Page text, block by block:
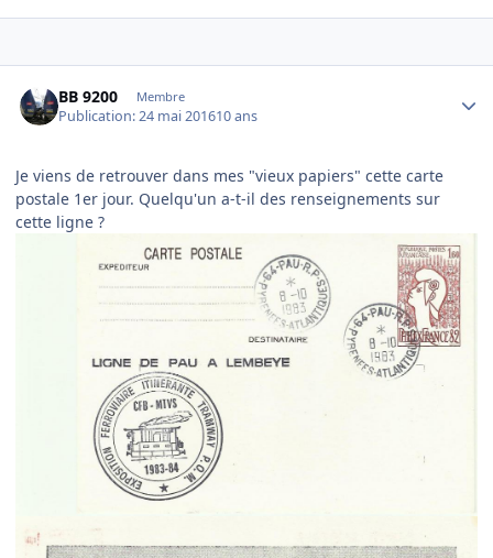
BB 9200 Membre
Publication:24 mai 201610 ans
Je viens de retrouver dans mes "vieux papiers" cette carte
postale 1er jour. Quelqu'un a-t-il des renseignements sur
cette ligne ?